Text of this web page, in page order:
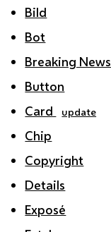
Bild
Bot
Breaking News
Button
Card
update
Chip
Copyright
Details
Exposé